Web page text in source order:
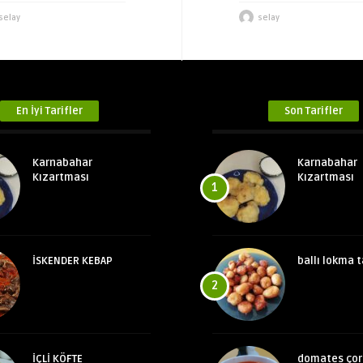
selay
En İyi Tarifler
Karnabahar
Kızartması
İSKENDER KEBAP
İÇLİ KÖFTE
Son Tarifler
1
Karnabahar
Kızartması
2
ballı lokma
domates